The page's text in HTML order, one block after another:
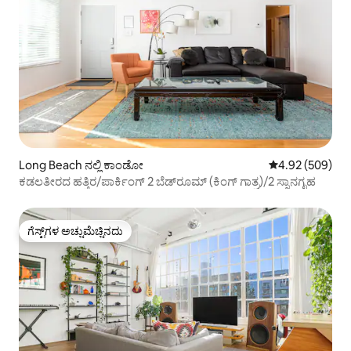
Long Beach ನಲ್ಲಿ ಕಾಂಡೋ 5 ರಲ್ಲಿ 4.92
4.92 (509)
ಕಡಲತೀರದ ಹತ್ತಿರ/ಪಾರ್ಕಿಂಗ್ 2 ಬೆಡ್‌ರೂಮ್ (ಕಿಂಗ್ ಗಾತ್ರ)/2 ಸ್ನಾನಗೃಹ
ಗೆಸ್ಟ್‌ಗಳ ಅಚ್ಚುಮೆಚ್ಚಿನದು
ಗೆಸ್ಟ್‌ಗಳ ಅಚ್ಚುಮೆಚ್ಚಿನದು